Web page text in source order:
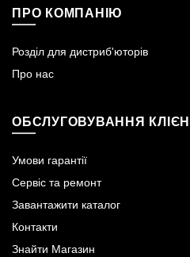
ПРО КОМПАНІЮ
Розділ для дистриб'юторів
Про нас
ОБСЛУГОВУВАННЯ
Умови гарантії
Сервіс та ремонт
Завантажити каталог
Контакти
Знайти Магазин